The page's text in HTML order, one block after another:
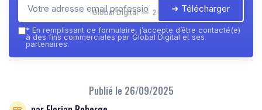
Global Digital — 2026 ➔ Télécharger
* En remplissant ce formulaire, j’accepte d’être contacté(e)
à des fins commerciales par Global Digital et ses
partenaires.
Publié le 26/09/2025